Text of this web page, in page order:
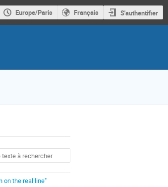
Europe/Paris Français S'authentifier
on the real line"